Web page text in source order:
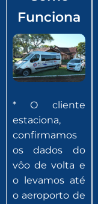
Funciona
* O cliente
estaciona,
confirmamos
os dados do
vôo de volta e
o levamos até
o aeroporto de